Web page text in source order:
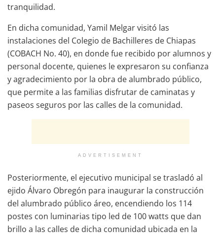
tranquilidad.
En dicha comunidad, Yamil Melgar visitó las
instalaciones del Colegio de Bachilleres de Chiapas
(COBACH No. 40), en donde fue recibido por alumnos y
personal docente, quienes le expresaron su confianza
y agradecimiento por la obra de alumbrado público,
que permite a las familias disfrutar de caminatas y
paseos seguros por las calles de la comunidad.
ADVERTISEMENT
Posteriormente, el ejecutivo municipal se trasladó al
ejido Álvaro Obregón para inaugurar la construcción
del alumbrado público áreo, encendiendo los 114
postes con luminarias tipo led de 100 watts que dan
brillo a las calles de dicha comunidad ubicada en la